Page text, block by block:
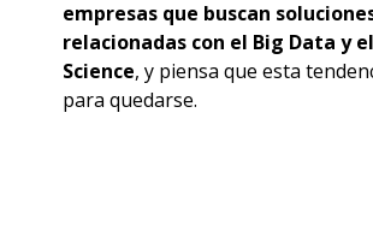
empresas que buscan
relacionadas con el Big Data y
Science, y piensa que esta
para quedarse.